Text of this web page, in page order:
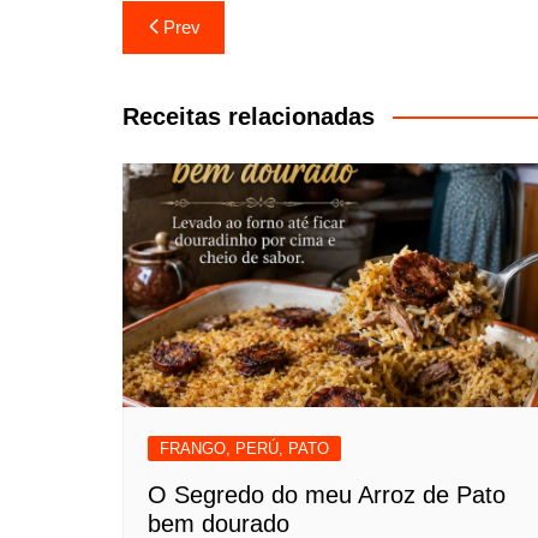
Navegação
de
artigos
Prev
Receitas relacionadas
FRANGO, PERÚ, PATO
O Segredo do meu Arroz de Pato
bem dourado